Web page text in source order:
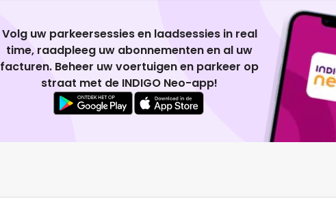
Volg uw parkeersessies en laadsessies in real
time, raadpleeg uw abonnementen en al uw
facturen. Beheer uw voertuigen en parkeer op
straat met de INDIGO Neo-app!